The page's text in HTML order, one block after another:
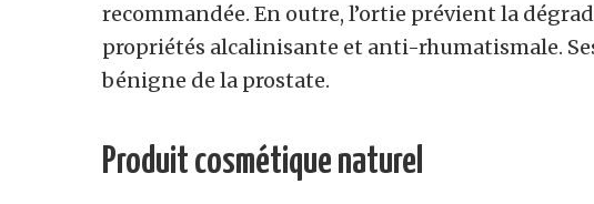
recommandée. En outre, l’ortie prévient la
propriétés alcalinisante et anti-rhumatismale.
bénigne de la prostate.
Produit cosmétique naturel